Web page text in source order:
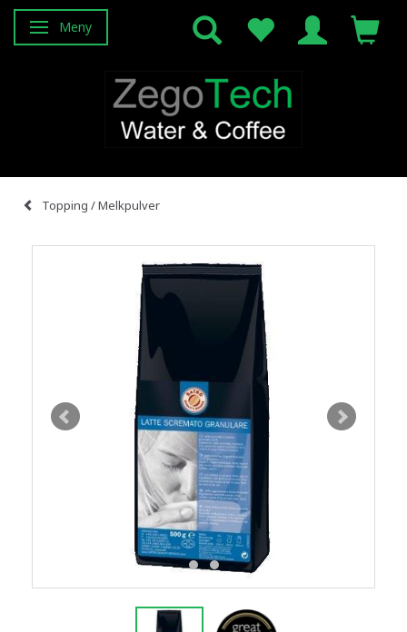
Veksle navigasjon
Meny
Topping / Melkpulver